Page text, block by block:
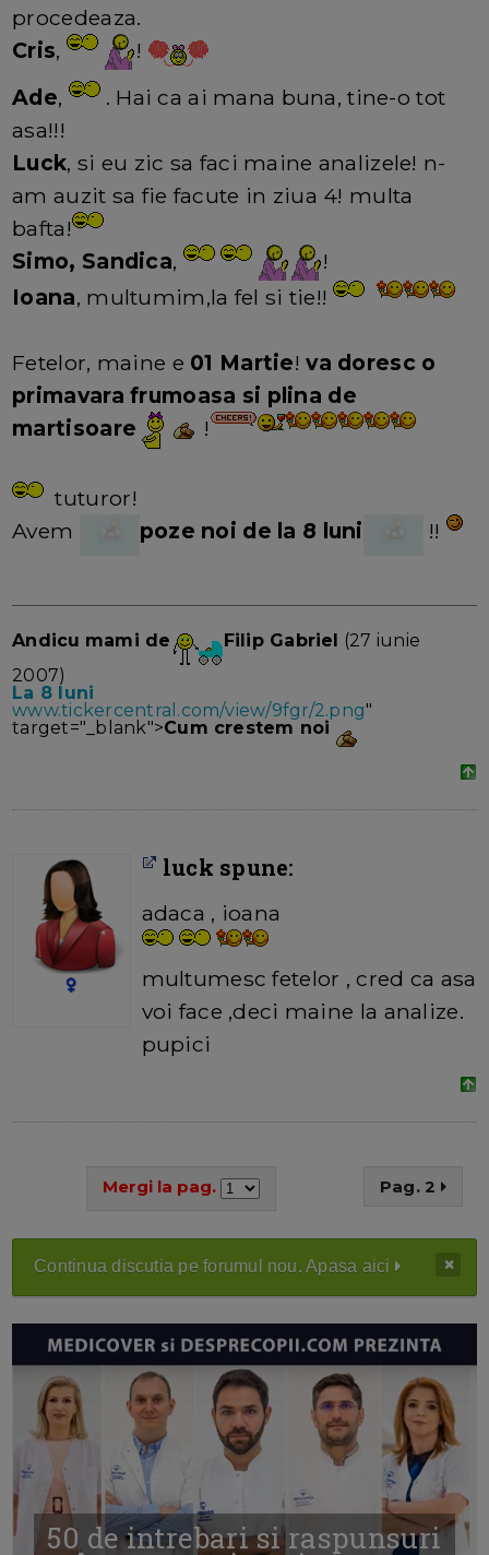
procedeaza.
Cris,
!
Ade,
. Hai ca ai mana buna, tine-o tot
asa!!!
Luck, si eu zic sa faci maine analizele! n-
am auzit sa fie facute in ziua 4! multa
bafta!
Simo, Sandica,
!
Ioana, multumim,la fel si tie!!
Fetelor, maine e 01 Martie!va doresc o
primavara frumoasa si plina de
martisoare
!
tuturor!
Avem
poze noi de la 8 luni !!
Andicu mami de Filip Gabriel (27 iunie
2007)
La 8 luni
www.tickercentral.com/view/9fgr/2.png"
target="_blank">Cum crestem noi
luck spune:
adaca , ioana
multumesc fetelor , cred ca asa
voi face ,deci maine la analize.
pupici
Mergi la pag. Pag. 2
Continua discutia pe forumul nou. Apasa aici
50 de intrebari si raspunsuri